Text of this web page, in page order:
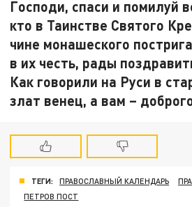
Господи, спаси и помилуй
кто в Таинстве Святого
чине монашеского
в их честь, рады
Как говорили на Руси в
злат венец, а вам –
ТЕГИ: ПРАВОСЛАВНЫЙ КАЛЕНДАРЬ
ПЕТРОВ ПОСТ